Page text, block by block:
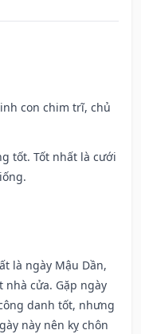
con chim trĩ, chủ
tốt. Tốt nhất là cưới
là ngày Mậu Dần,
nhà cửa. Gặp ngày
danh tốt, nhưng
này nên kỵ chôn